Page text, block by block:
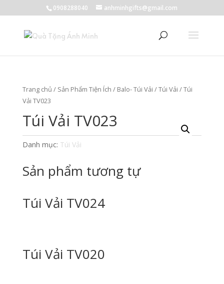
0908288040 anhminhgifts@gmail.com
Trang chủ / Sản Phẩm Tiện Ích / Balo- Túi Vải /Túi Vải / Túi
Vải TV023
Túi Vải TV023
Danh mục: Túi Vải
Sản phẩm tương tự
Túi Vải TV024
Túi Vải TV020